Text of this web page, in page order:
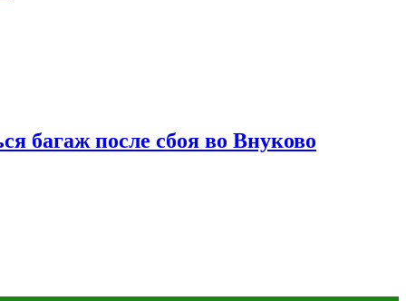
багаж после сбоя во Внуково